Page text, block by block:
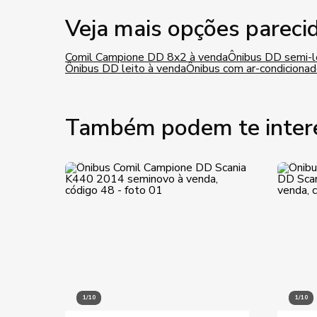
Veja mais opções
Comil Campione DD 8x2 à vendaÔnibus DD semi-
Ônibus DD leito à vendaÔnibus com ar-
Também podem te
1/10 1/10